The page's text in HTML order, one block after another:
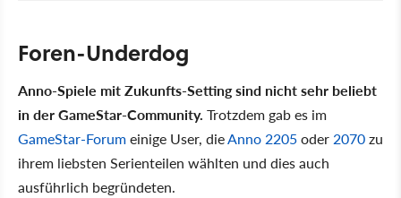
Foren-Underdog
Anno-Spiele mit Zukunfts-Setting sind nicht sehr beliebt
in der GameStar-Community. Trotzdem gab es im
GameStar-Forumeinige User, dieAnno 2205oder2070zu
ihrem liebsten Serienteilen wählten und dies auch
ausführlich begründeten.